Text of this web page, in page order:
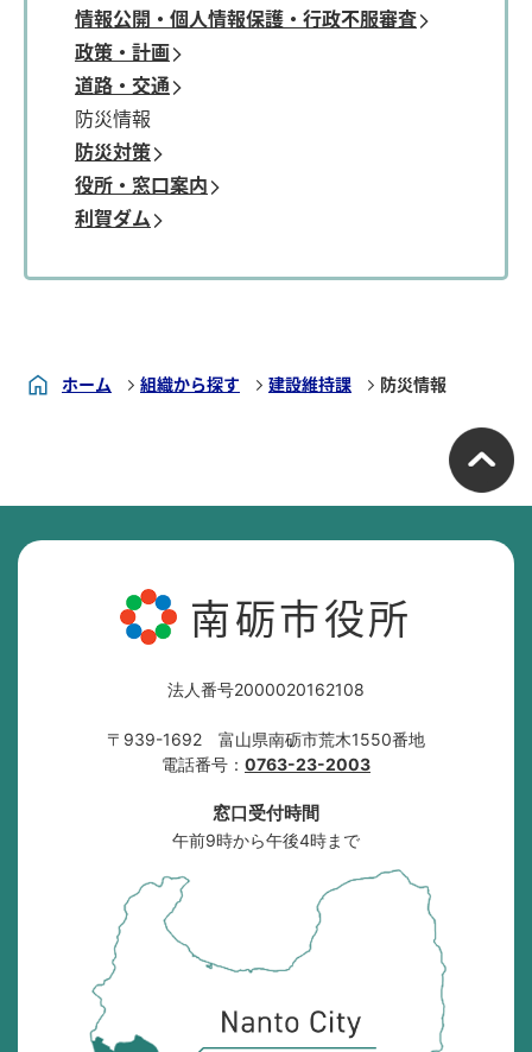
情報公開・個人情報保護・行政不服審査
政策・計画
道路・交通
防災情報
防災対策
役所・窓口案内
利賀ダム
ホーム 組織から探す 建設維持課 防災情報
南砺市役所
法人番号2000020162108
〒939-1692 富山県南砺市荒木1550番地
電話番号： 0763-23-2003
窓口受付時間
午前9時から午後4時まで
位
置